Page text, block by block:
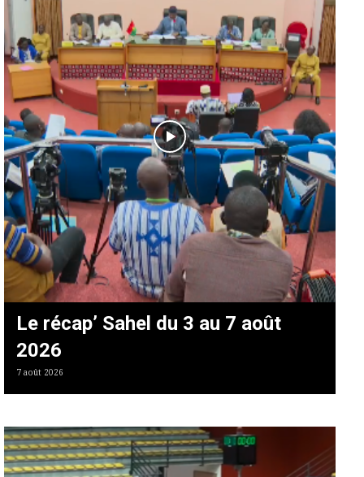
Le récap’ Sahel du 3 au 7 août
2026
7 août 2026